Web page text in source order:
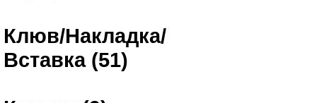
Клюв/Накладка/
Вставка (51)